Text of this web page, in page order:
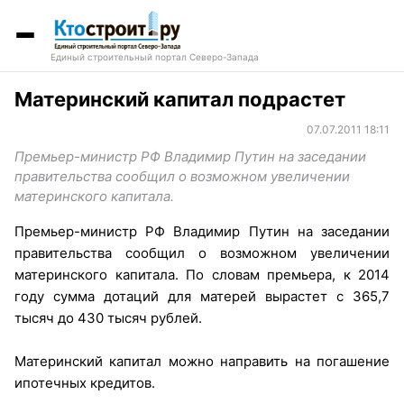
Единый строительный портал Северо-Запада
Материнский капитал подрастет
07.07.2011 18:11
Премьер-министр РФ Владимир Путин на заседании
правительства сообщил о возможном увеличении
материнского капитала.
Премьер-министр РФ Владимир Путин на заседании
правительства сообщил о возможном увеличении
материнского капитала. По словам премьера, к 2014
году сумма дотаций для матерей вырастет с 365,7
тысяч до 430 тысяч рублей.
Материнский капитал можно направить на погашение
ипотечных кредитов.